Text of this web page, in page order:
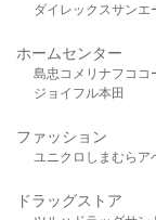
ダイレックスサンエ
ホームセンター
島忠 コメリ ナフコ コ
ジョイフル本田
ファッション
ユニクロ しまむら ア
ドラッグストア